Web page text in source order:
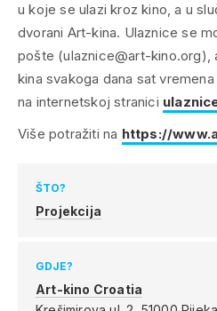
u koje se ulazi kroz kino, a u
dvorani Art-kina. Ulaznice se
pošte (ulaznice@art-kino.org),
kina svakoga dana sat
na internetskoj stranici
Više potražiti na https://
ŠTO?
Projekcija
GDJE?
Art-kino Croatia